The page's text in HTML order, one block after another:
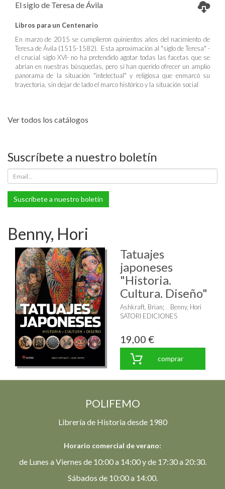
El siglo de Teresa de Ávila
Libros para un Centenario
En marzo de 2015 se cumplieron quinientos años del nacimiento de
Teresa de Ávila (1515-1582). Esta aproximación al "siglo de Teresa" -
el crucial siglo XVI- no ha pretendido agotar todas las facetas que se
abrían en nuestras búsquedas, pero sí han querido ofrecer un amplio
panorama de la situación "intelectual" y religiosa que enmarcó su
trayectoria, sin dejar de lado el marco histórico y la situación social
Ver todos los catálogos
Suscríbete a nuestro boletín
Suscríbete a nuestro boletín
Benny, Hori
Tatuajes
japoneses
"Historia.
Cultura. Diseño"
Ashkraft, Brian;
Benny, Hori
SATORI EDICIONES
19,00 €
comprar
POLIFEMO
Librería de Historia desde 1980
Horario comercial de verano:
de Lunes a Viernes de 10:00 a 14:00 y de 17:30 a 20:30.
Sábados de 10:00 a 14:00.